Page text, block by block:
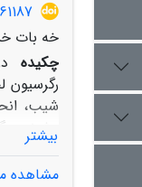
خه بات
چکیده
بیشتر
مشاهده